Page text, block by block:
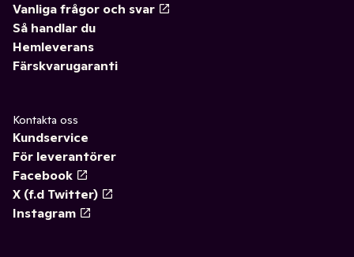
Vanliga frågor och svar
Så handlar du
Hemleverans
Färskvarugaranti
Kontakta oss
Kundservice
För leverantörer
Facebook
X (f.d Twitter)
Instagram